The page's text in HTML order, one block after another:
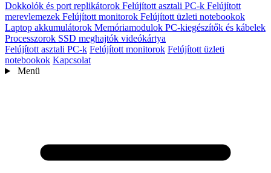
Dokkolók és port replikátorok Felújított asztali PC-k Felújított
merevlemezek Felújított monitorok Felújított üzleti notebookok
Laptop akkumulátorok Memóriamodulok PC-kiegészítők és kábelek
Processzorok SSD meghajtók videókártya
Felújított asztali PC-k Felújított monitorok Felújított üzleti
notebookok Kapcsolat
Menü